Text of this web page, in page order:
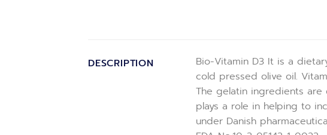
DESCRIPTION
Bio-Vitamin D3 It is a
cold pressed olive oil.
The gelatin ingredients are
plays a role in helping to
under Danish